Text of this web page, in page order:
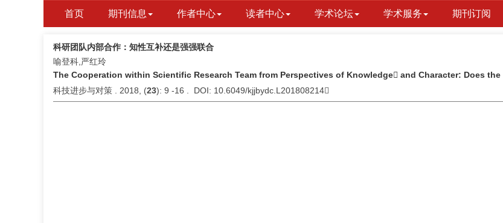
首页 期刊信息 作者中心 读者中心 学术论坛 学术服务 期刊订阅
科研团队内部合作：知性互补还是强强联合
喻登科,严红玲
The Cooperation within Scientific Research Team from Perspectives of Knowledge and Character: Does
科技进步与对策 . 2018, (23): 9 -16 . DOI: 10.6049/kjjbydc.L201808214